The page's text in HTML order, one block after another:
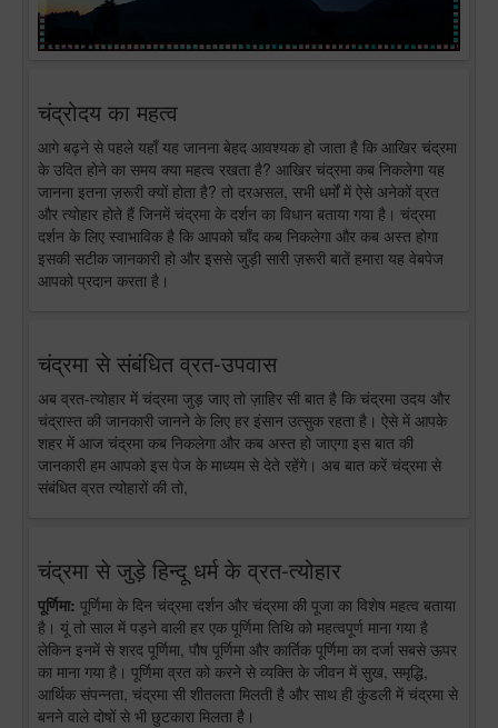
चंद्रोदय का महत्व
आगे बढ़ने से पहले यहाँ यह जानना बेहद आवश्यक हो जाता है कि आखिर चंद्रमा
के उदित होने का समय क्या महत्व रखता है? आखिर चंद्रमा कब निकलेगा यह
जानना इतना ज़रूरी क्यों होता है? तो दरअसल, सभी धर्मों में ऐसे अनेकों व्रत
और त्योहार होते हैं जिनमें चंद्रमा के दर्शन का विधान बताया गया है। चंद्रमा
दर्शन के लिए स्वाभाविक है कि आपको चाँद कब निकलेगा और कब अस्त होगा
इसकी सटीक जानकारी हो और इससे जुड़ी सारी ज़रूरी बातें हमारा यह वेबपेज
आपको प्रदान करता है।
चंद्रमा से संबंधित व्रत-उपवास
अब व्रत-त्योहार में चंद्रमा जुड़ जाए तो ज़ाहिर सी बात है कि चंद्रमा उदय और
चंद्रास्त की जानकारी जानने के लिए हर इंसान उत्सुक रहता है। ऐसे में आपके
शहर में आज चंद्रमा कब निकलेगा और कब अस्त हो जाएगा इस बात की
जानकारी हम आपको इस पेज के माध्यम से देते रहेंगे। अब बात करें चंद्रमा से
संबंधित व्रत त्योहारों की तो,
चंद्रमा से जुड़े हिन्दू धर्म के व्रत-त्योहार
पूर्णिमा: पूर्णिमा के दिन चंद्रमा दर्शन और चंद्रमा की पूजा का विशेष महत्व बताया
है। यूं तो साल में पड़ने वाली हर एक पूर्णिमा तिथि को महत्वपूर्ण माना गया है
लेकिन इनमें से शरद पूर्णिमा, पौष पूर्णिमा और कार्तिक पूर्णिमा का दर्जा सबसे ऊपर
का माना गया है। पूर्णिमा व्रत को करने से व्यक्ति के जीवन में सुख, समृद्धि,
आर्थिक संपन्नता, चंद्रमा सी शीतलता मिलती है और साथ ही कुंडली में चंद्रमा से
बनने वाले दोषों से भी छुटकारा मिलता है।